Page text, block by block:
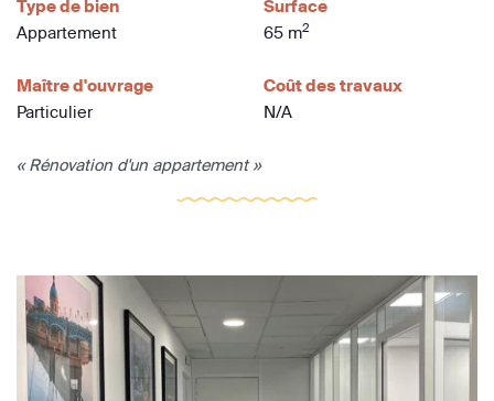
Type de bien
Appartement
Surface
65 m2
Maître d'ouvrage
Particulier
Coût des travaux
N/A
« Rénovation d'un appartement »